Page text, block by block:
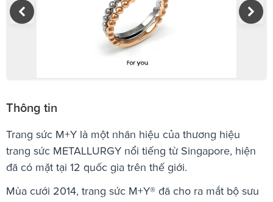
Thông tin
Trang sức M+Y là một nhãn hiệu của thương hiệu
trang sức METALLURGY nổi tiếng từ Singapore, hiện
đã có mặt tại 12 quốc gia trên thế giới.
Mùa cưới 2014, trang sức M+Y® đã cho ra mắt bộ sưu